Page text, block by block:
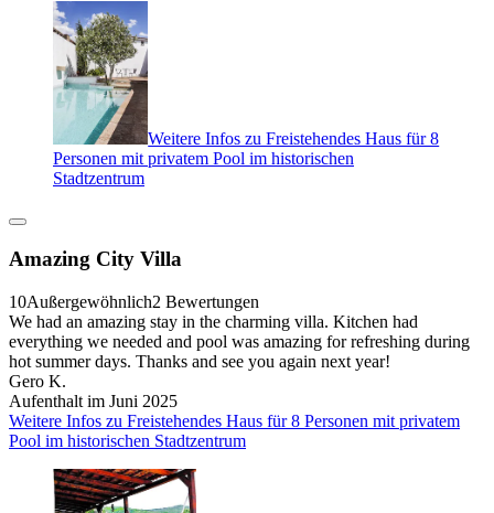
Weitere Infos zu Freistehendes Haus für 8
Personen mit privatem Pool im historischen
Stadtzentrum
Amazing City Villa
10Außergewöhnlich2 Bewertungen
We had an amazing stay in the charming villa. Kitchen had
everything we needed and pool was amazing for refreshing during
hot summer days. Thanks and see you again next year!
Gero K.
Aufenthalt im Juni 2025
Weitere Infos zu Freistehendes Haus für 8 Personen mit privatem
Pool im historischen Stadtzentrum